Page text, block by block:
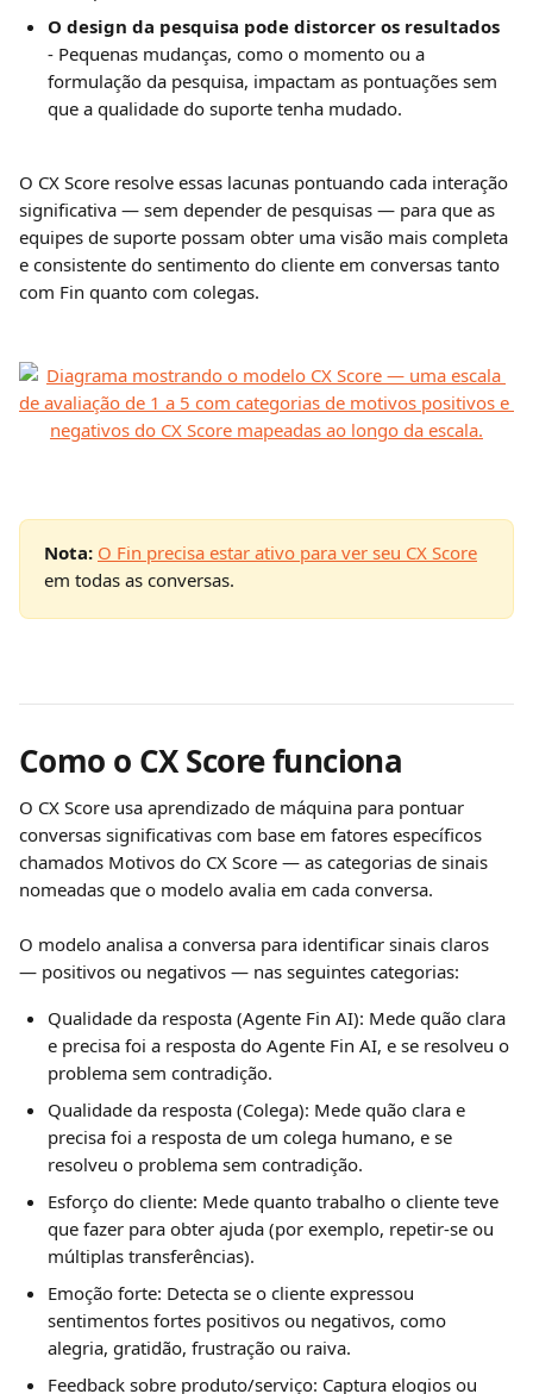
O design da pesquisa pode distorcer os resultados
- Pequenas mudanças, como o momento ou a
formulação da pesquisa, impactam as pontuações sem
que a qualidade do suporte tenha mudado.
O CX Score resolve essas lacunas pontuando cada interação
significativa — sem depender de pesquisas — para que as
equipes de suporte possam obter uma visão mais completa
e consistente do sentimento do cliente em conversas tanto
com Fin quanto com colegas.
Nota: O Fin precisa estar ativo para ver seu CX Score
em todas as conversas.
Como o CX Score funciona
O CX Score usa aprendizado de máquina para pontuar
conversas significativas com base em fatores específicos
chamados Motivos do CX Score — as categorias de sinais
nomeadas que o modelo avalia em cada conversa.
O modelo analisa a conversa para identificar sinais claros
— positivos ou negativos — nas seguintes categorias:
Qualidade da resposta (Agente Fin AI): Mede quão clara
e precisa foi a resposta do Agente Fin AI, e se resolveu o
problema sem contradição.
Qualidade da resposta (Colega): Mede quão clara e
precisa foi a resposta de um colega humano, e se
resolveu o problema sem contradição.
Esforço do cliente: Mede quanto trabalho o cliente teve
que fazer para obter ajuda (por exemplo, repetir-se ou
múltiplas transferências).
Emoção forte: Detecta se o cliente expressou
sentimentos fortes positivos ou negativos, como
alegria, gratidão, frustração ou raiva.
Feedback sobre produto/serviço: Captura elogios ou